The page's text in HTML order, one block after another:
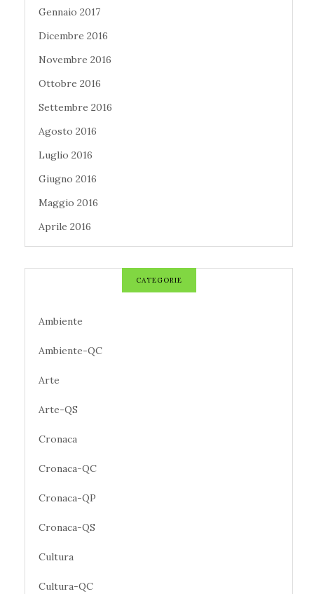
Gennaio 2017
Dicembre 2016
Novembre 2016
Ottobre 2016
Settembre 2016
Agosto 2016
Luglio 2016
Giugno 2016
Maggio 2016
Aprile 2016
CATEGORIE
Ambiente
Ambiente-QC
Arte
Arte-QS
Cronaca
Cronaca-QC
Cronaca-QP
Cronaca-QS
Cultura
Cultura-QC